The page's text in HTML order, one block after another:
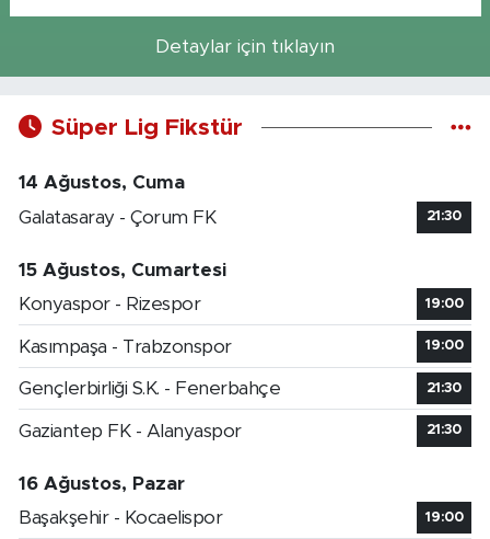
Detaylar için tıklayın
Süper Lig Fikstür
14 Ağustos, Cuma
Galatasaray - Çorum FK
21:30
15 Ağustos, Cumartesi
Konyaspor - Rizespor
19:00
Kasımpaşa - Trabzonspor 19:00
Gençlerbirliği S.K. - Fenerbahçe 21:30
Gaziantep FK - Alanyaspor 21:30
16 Ağustos, Pazar
Başakşehir - Kocaelispor
19:00